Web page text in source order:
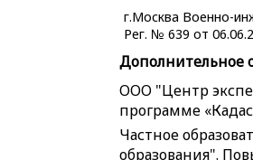
г.Москва Военно-
Рег. № 639 от
Дополнительное
ООО "Центр
программе
Частное
образования".